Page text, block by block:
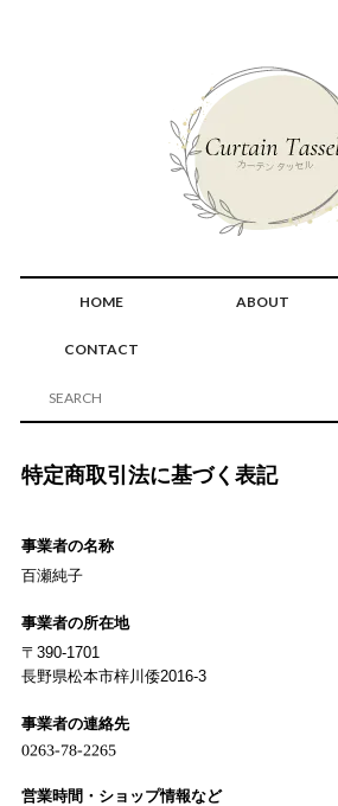
HOME ABOUT
CONTACT
特定商取引法に基づく表記
事業者の名称
百瀬純子
事業者の所在地
〒390-1701
長野県松本市梓川倭2016-3
事業者の連絡先
営業時間・ショップ情報など